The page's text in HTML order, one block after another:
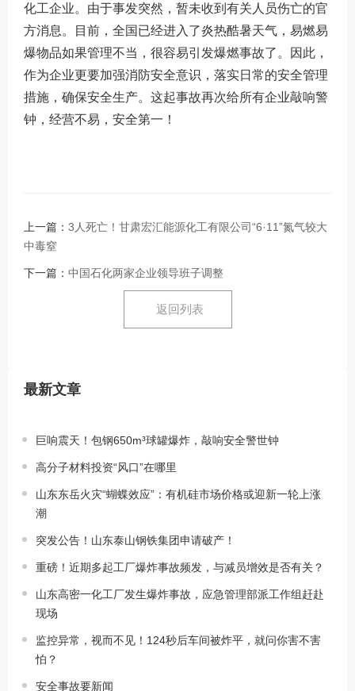
化工企业。由于事发突然，暂未收到有关人员伤亡的官
方消息。目前，全国已经进入了炎热酷暑天气，易燃易
爆物品如果管理不当，很容易引发爆燃事故了。因此，
作为企业更要加强消防安全意识，落实日常的安全管理
措施，确保安全生产。这起事故再次给所有企业敲响警
钟，经营不易，安全第一！
上一篇： 3人死亡！甘肃宏汇能源化工有限公司“6·11”氮气较大
中毒窒
下一篇： 中国石化两家企业领导班子调整
返回列表
最新文章
巨响震天！包钢650m³球罐爆炸，敲响安全警世钟
高分子材料投资“风口”在哪里
山东东岳火灾“蝴蝶效应”：有机硅市场价格或迎新一轮上涨
潮
突发公告！山东泰山钢铁集团申请破产！
重磅！近期多起工厂爆炸事故频发，与减员增效是否有关？
山东高密一化工厂发生爆炸事故，应急管理部派工作组赶赴
现场
监控异常，视而不见！124秒后车间被炸平，就问你害不害
怕？
安全事故要新闻